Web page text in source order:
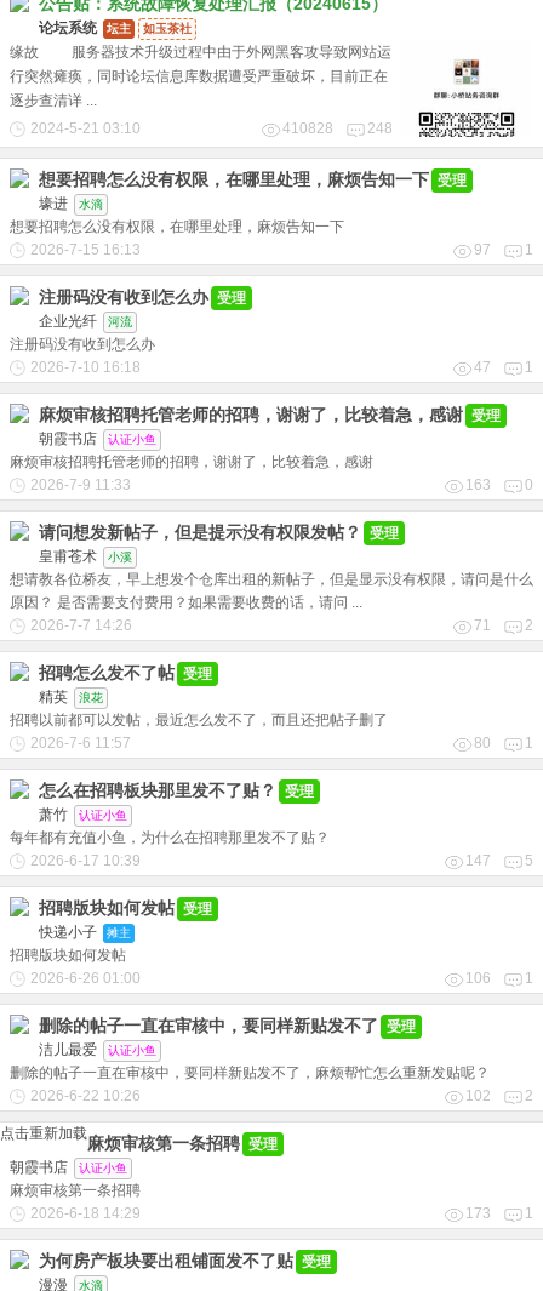
论坛系统 坛主 如玉茶社
缘故 服务器技术升级过程中由于外网黑客攻导致网站运
行突然瘫痪，同时论坛信息库数据遭受严重破坏，目前正在
逐步查清详 ...
2024-5-21 03:10
410828 248
想要招聘怎么没有权限，在哪里处理，麻烦告知一下 受理
壕进
水滴
想要招聘怎么没有权限，在哪里处理，麻烦告知一下
2026-7-15 16:13
97 1
注册码没有收到怎么办 受理
企业光纤
河流
注册码没有收到怎么办
2026-7-10 16:18
47 1
麻烦审核招聘托管老师的招聘，谢谢了，比较着急，感谢 受理
朝霞书店
认证小鱼
麻烦审核招聘托管老师的招聘，谢谢了，比较着急，感谢
2026-7-9 11:33
163 0
请问想发新帖子，但是提示没有权限发帖？
受理
皇甫苍术
小溪
想请教各位桥友，早上想发个仓库出租的新帖子，但是显示没有权限，请问是什么
原因？ 是否需要支付费用？如果需要收费的话，请问 ...
2026-7-7 14:26
71 2
招聘怎么发不了帖 受理
精英
浪花
招聘以前都可以发帖，最近怎么发不了，而且还把帖子删了
2026-7-6 11:57
80 1
怎么在招聘板块那里发不了贴？
受理
萧竹
认证小鱼
每年都有充值小鱼，为什么在招聘那里发不了贴？
2026-6-17 10:39
147 5
招聘版块如何发帖 受理
快递小子
摊主
招聘版块如何发帖
2026-6-26 01:00
106 1
删除的帖子一直在审核中，要同样新贴发不了 受理
洁儿最爱
认证小鱼
删除的帖子一直在审核中，要同样新贴发不了，麻烦帮忙怎么重新发贴呢？
2026-6-22 10:26
102 2
点击重新加载麻烦审核第一条招聘 受理
朝霞书店
认证小鱼
麻烦审核第一条招聘
2026-6-18 14:29
173 1
为何房产板块要出租铺面发不了贴 受理
漫漫
水滴